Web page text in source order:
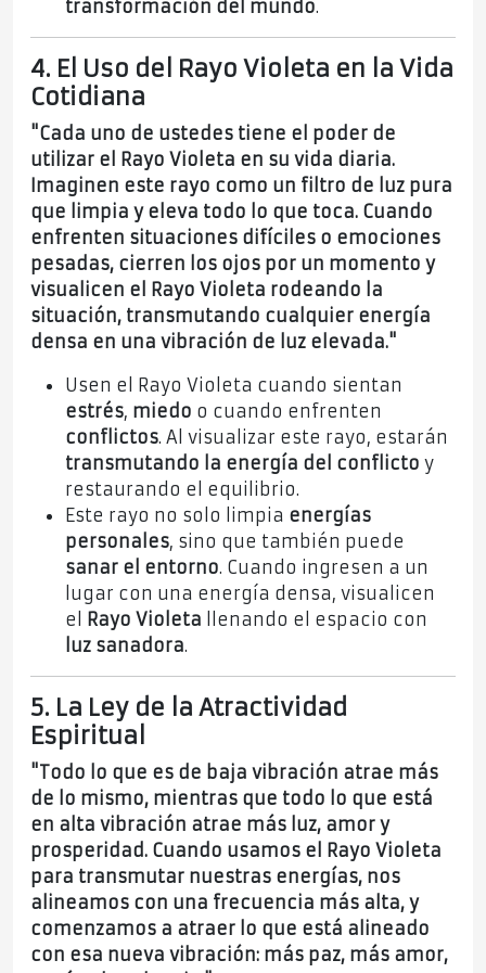
transformación del mundo.
4. El Uso del Rayo Violeta en la Vida
Cotidiana
"Cada uno de ustedes tiene el poder de
utilizar el Rayo Violeta en su vida diaria.
Imaginen este rayo como un filtro de luz pura
que limpia y eleva todo lo que toca. Cuando
enfrenten situaciones difíciles o emociones
pesadas, cierren los ojos por un momento y
visualicen el Rayo Violeta rodeando la
situación, transmutando cualquier energía
densa en una vibración de luz elevada."
Usen el Rayo Violeta cuando sientan
estrés, miedo o cuando enfrenten
conflictos. Al visualizar este rayo, estarán
transmutando la energía del conflicto y
restaurando el equilibrio.
Este rayo no solo limpia energías
personales, sino que también puede
sanar el entorno. Cuando ingresen a un
lugar con una energía densa, visualicen
el
Rayo Violeta llenando el espacio con
luz sanadora.
5. La Ley de la Atractividad
Espiritual
"Todo lo que es de baja vibración atrae más
de lo mismo, mientras que todo lo que está
en alta vibración atrae más luz, amor y
prosperidad. Cuando usamos el Rayo Violeta
para transmutar nuestras energías, nos
alineamos con una frecuencia más alta, y
comenzamos a atraer lo que está alineado
con esa nueva vibración: más paz, más amor,